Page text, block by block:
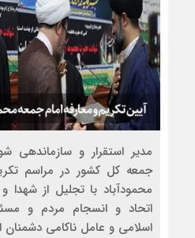
مدیر استقرار و سازماندهی
جمعه کل کشور در مراسم
محمودآباد با تجلیل از شهدا
اتحاد و انسجام مردم و
اسلامی و عامل ناکامی